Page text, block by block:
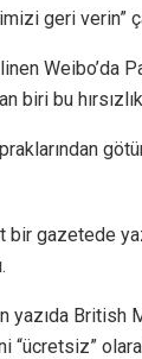
geri verin”
Weibo’da
biri bu
bir gazetede
yazıda British
“ücretsiz”